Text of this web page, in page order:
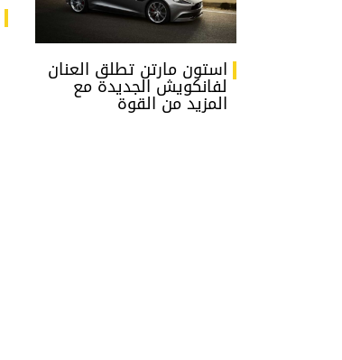
استون مارتن تطلق العنان
لفانكويش الجديدة مع
المزيد من القوة